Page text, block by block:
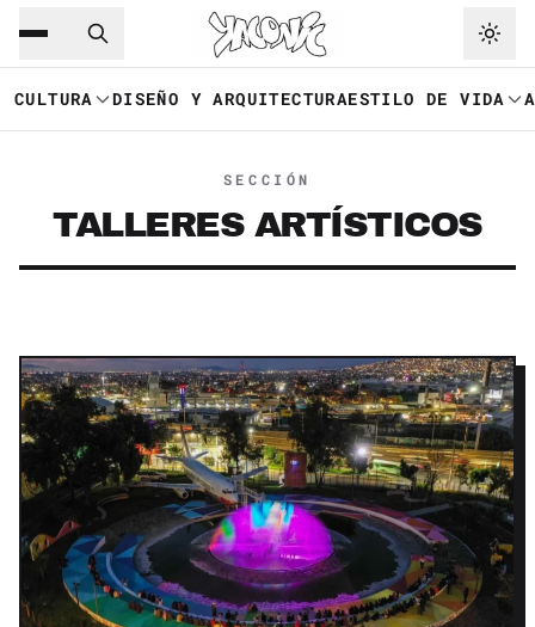
Saltar al contenido principal
CULTURA DISEÑO Y ARQUITECTURAESTILO DE VIDA
SECCIÓN
TALLERES ARTÍSTICOS